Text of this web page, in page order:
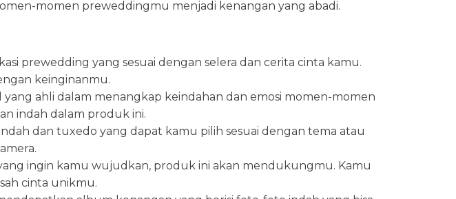
momen preweddingmu menjadi kenangan yang abadi.
prewedding yang sesuai dengan selera dan cerita cinta kamu.
keinginanmu.
ahli dalam menangkap keindahan dan emosi momen-momen
indah dalam produk ini.
dan tuxedo yang dapat kamu pilih sesuai dengan tema atau
ingin kamu wujudkan, produk ini akan mendukungmu. Kamu
cinta unikmu.